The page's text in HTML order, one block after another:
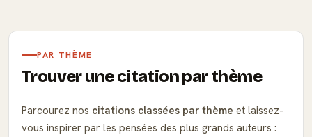
PAR THÈME
Trouver une citation par thème
Parcourez nos citations classées par thème et laissez-
vous inspirer par les pensées des plus grands auteurs :